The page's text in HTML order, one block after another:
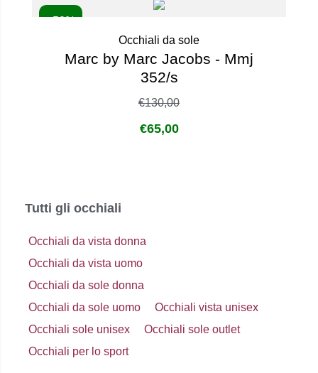
- 50%
Occhiali da sole
Marc by Marc Jacobs - Mmj
352/s
€130,00
€65,00
Tutti gli occhiali
Occhiali da vista donna
Occhiali da vista uomo
Occhiali da sole donna
Occhiali da sole uomo
Occhiali vista unisex
Occhiali sole unisex
Occhiali sole outlet
Occhiali per lo sport